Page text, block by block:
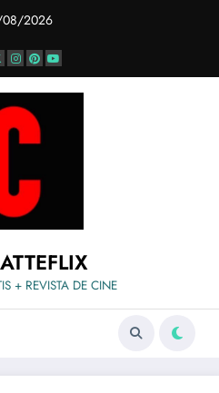
2026
+ REVISTA DE CINE